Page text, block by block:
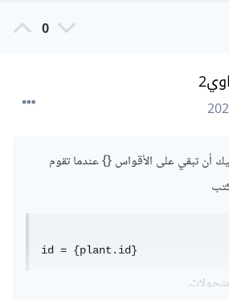
0
أن تبقي على الأقواس {} عندما تقوم
id = {plant.id}